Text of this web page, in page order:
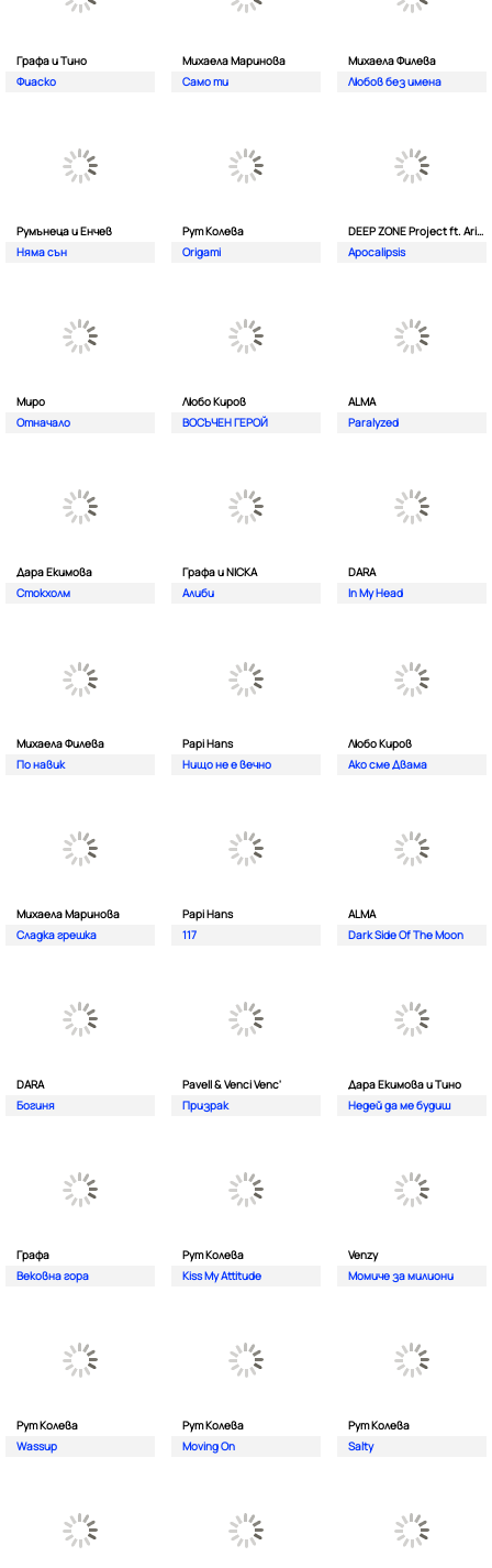
Графа и Тино
Фиаско
Михаела Маринова
Само ти
Михаела Филева
Любов без имена
Румънеца и Енчев
Няма сън
Рут Колева
Origami
DEEP ZONE Project ft. Aristos Constantinou
Apocalipsis
Миро
Отначало
Любо Киров
ВОСЪЧЕН ГЕРОЙ
ALMA
Paralyzed
Дара Екимова
Стокхолм
Графа и NICKA
Алиби
DARA
In My Head
Михаела Филева
По навик
Papi Hans
Нищо не е вечно
Любо Киров
Ако сме Двама
Михаела Маринова
Сладка грешка
Papi Hans
117
ALMA
Dark Side Of The Moon
DARA
Богиня
Pavell & Venci Venc'
Призрак
Дара Екимова и Тино
Недей да ме будиш
Графа
Вековна гора
Рут Колева
Kiss My Attitude
Venzy
Момиче за милиони
Рут Колева
Wassup
Рут Колева
Moving On
Рут Колева
Salty